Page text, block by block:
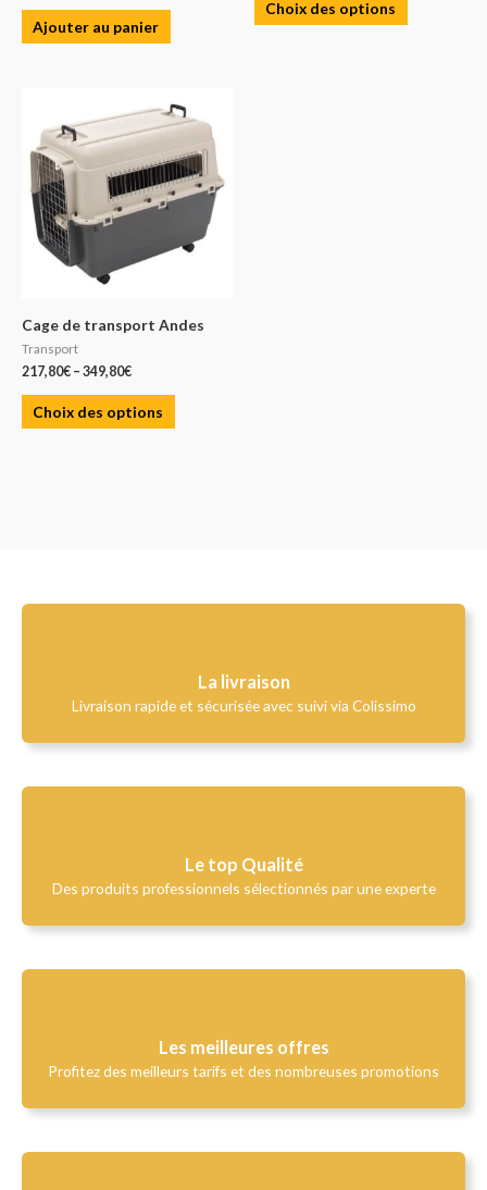
Ajouter au panier
Choix des options
Cage de transport Andes
Transport
217,80€ – 349,80€
Choix des options
La livraison
Livraison rapide et sécurisée avec suivi via Colissimo
Le top Qualité​
Des produits professionnels sélectionnés par une experte
Les meilleures offres
Profitez des meilleurs tarifs et des nombreuses promotions